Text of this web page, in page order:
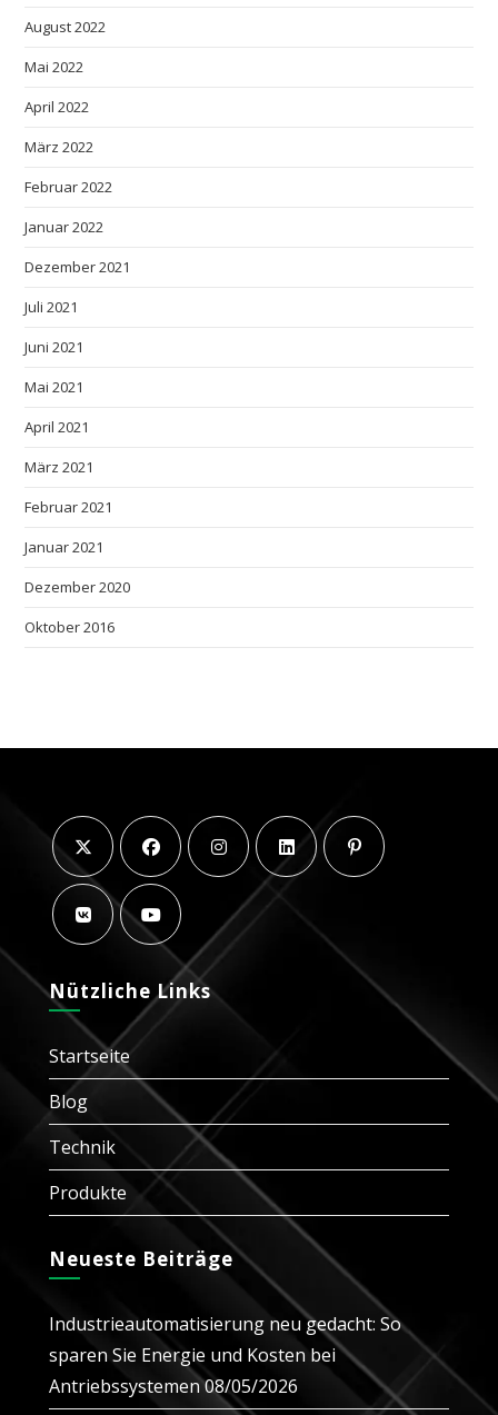
August 2022
Mai 2022
April 2022
März 2022
Februar 2022
Januar 2022
Dezember 2021
Juli 2021
Juni 2021
Mai 2021
April 2021
März 2021
Februar 2021
Januar 2021
Dezember 2020
Oktober 2016
Opens
in
tab
Opens
in
tab
new
tab
Opens
a
in
a
tab
in
new
tab
Nützliche Links
Startseite
Blog
Technik
Produkte
Neueste Beiträge
Industrieautomatisierung neu gedacht: So
sparen Sie Energie und Kosten bei
Antriebssystemen 08/05/2026